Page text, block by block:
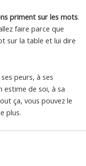
priment sur les mots.
faire parce que
sur la table et lui dire
peurs, à ses
estime de soi, à sa
ça, vous pouvez le
plus.